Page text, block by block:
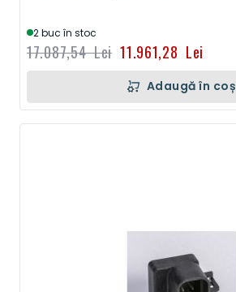
2 buc în stoc
11.961,28 Lei
17.087,54 Lei
Adaugă în coș